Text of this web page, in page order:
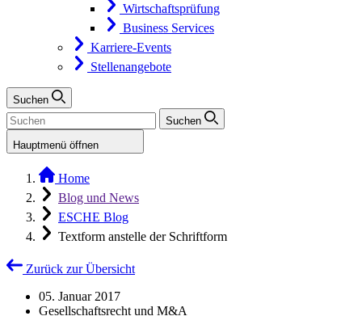
Wirtschaftsprüfung
Business Services
Karriere-Events
Stellenangebote
Suchen
Suchen
Hauptmenü öffnen
Home
Blog und News
ESCHE Blog
Textform anstelle der Schriftform
Zurück zur Übersicht
05. Januar 2017
Gesellschaftsrecht und M&A